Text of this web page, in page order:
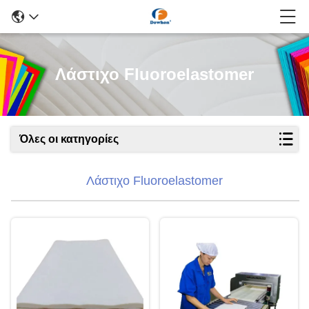
Λάστιχο Fluoroelastomer
Όλες οι κατηγορίες
Λάστιχο Fluoroelastomer